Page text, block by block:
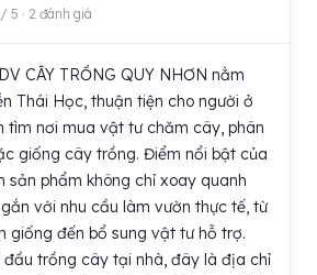
/ 5 · 2 đánh giá
CÂY TRỒNG QUY NHƠN nằm
Thái Học, thuận tiện cho người ở
tìm nơi mua vật tư chăm cây, phân
giống cây trồng. Điểm nổi bật của
sản phẩm không chỉ xoay quanh
với nhu cầu làm vườn thực tế, từ
giống đến bổ sung vật tư hỗ trợ.
trồng cây tại nhà, đây là địa chỉ